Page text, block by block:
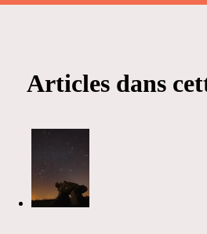
Articles dans